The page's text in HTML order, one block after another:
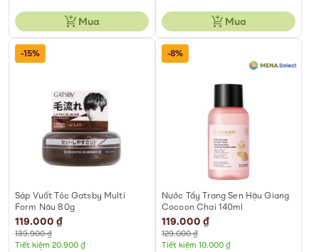
Mua Mua
-15%
Sáp Vuốt Tóc Gatsby Multi
Form Nâu 80g
Special
Price
119.000 ₫
139.900 ₫
Tiết kiệm 20.900 ₫
-8%
Nước Tẩy Trang Sen Hậu Giang
Cocoon Chai 140ml
Special
Price
119.000 ₫
129.000 ₫
Tiết kiệm 10.000 ₫